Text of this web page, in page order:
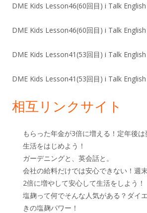
DME Kids Lesson46(60回目) i Talk English
DME Kids Lesson46(60回目) i Talk English
DME Kids Lesson41(53回目) i Talk English
DME Kids Lesson41(53回目) i Talk English
相互リンクサイト
もらった年金が3倍に増える！定年後
生活をはじめよう！
ガーデニングと、英会話と。
会社の給料だけでは安心できない！週
2倍に増やして安心して生活をしよう！
塩麹って何でそんな人気がある？ダイ
きの塩麹パワー！